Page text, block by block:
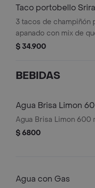
Taco portobello
3 tacos de champiñón
apanado con mix de
cream de sriracha, pico
$ 34.900
BEBIDAS
Agua
Agua Brisa
$ 6800
Agua con Gas